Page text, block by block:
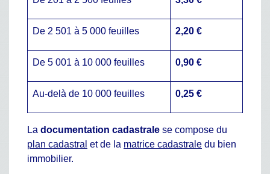
De 2 501 à 5 000 feuilles 2,20 €
De 5 001 à 10 000 feuilles 0,90 €
Au-delà de 10 000 feuilles 0,25 €
La documentation cadastrale se compose du
plan cadastral et de la matrice cadastrale du bien
immobilier.